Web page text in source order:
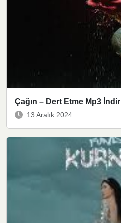
Çağın – Dert Etme Mp3 İndir
13 Aralık 2024